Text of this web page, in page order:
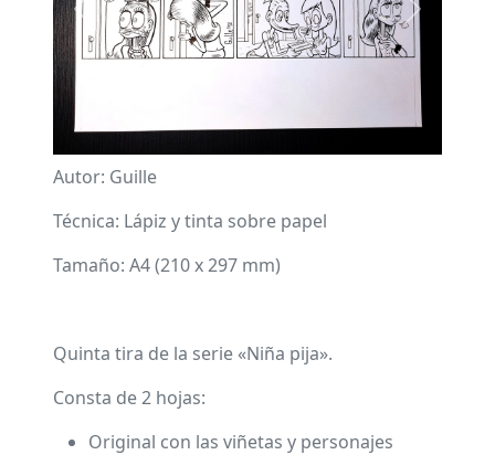
Previous Next
Autor: Guille
Técnica: Lápiz y tinta sobre papel
Tamaño: A4 (210 x 297 mm)
Quinta tira de la serie «Niña pija».
Consta de 2 hojas:
Original con las viñetas y personajes